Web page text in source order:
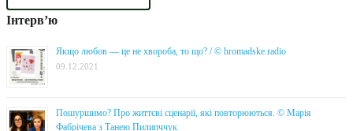
Інтерв’ю
Якщо любов — це не хвороба, то що? / © hromadske.radio
09.12.2021
Пошуршимо? Про життєві сценарії, які повторюються. © Марія
Фабрічева з Танею Пилипччук